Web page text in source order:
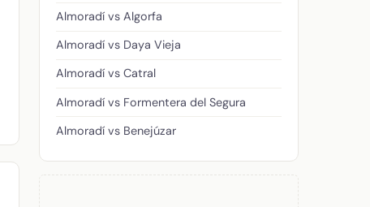
Almoradí vs Algorfa
Almoradí vs Daya Vieja
Almoradí vs Catral
Almoradí vs Formentera del Segura
Almoradí vs Benejúzar